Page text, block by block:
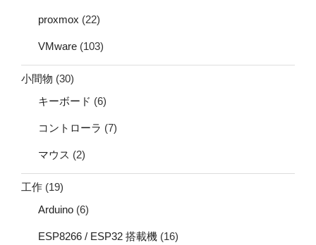
proxmox (22)
VMware (103)
小間物 (30)
キーボード (6)
コントローラ (7)
マウス (2)
工作 (19)
Arduino (6)
ESP8266 / ESP32 搭載機 (16)